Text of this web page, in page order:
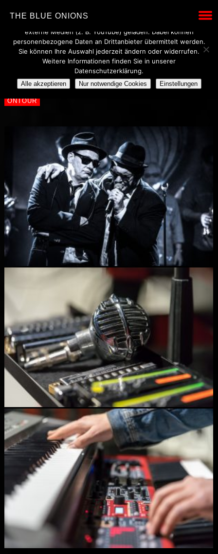
THE BLUE ONIONS
HÜTTENWERK,
MICHELSTADT 2015
ONTOUR
Wir verwenden technisch notwendige Cookies, um den Betrieb
dieser Website sicherzustellen. Mit Ihrer Einwilligung werden
externe Medien (z. B. YouTube) geladen. Dabei können
personenbezogene Daten an Drittanbieter übermittelt werden.
Sie können Ihre Auswahl jederzeit ändern oder widerrufen.
Weitere Informationen finden Sie in unserer
Datenschutzerklärung.
Alle akzeptieren Nur notwendige Cookies Einstellungen